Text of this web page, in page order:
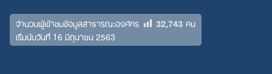
จำนวนผู้เข้าชมข้อมูลสาธารณะองค์กร 32,743คน
เริ่มนับวันที่ 16 มิถุนายน 2563